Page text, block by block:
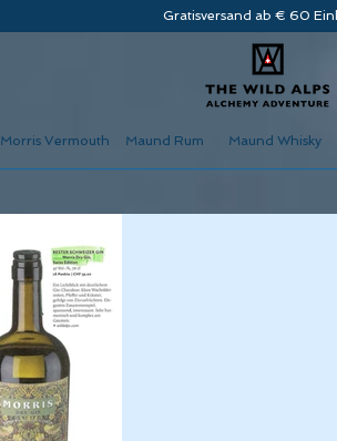
Gratisversand ab € 60
Maund Rum Maund Whisky
Morris Vermouth